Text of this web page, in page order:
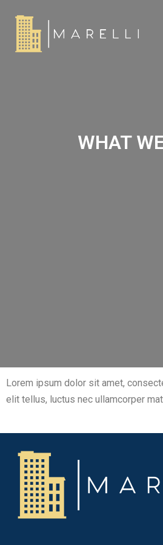
WHAT
Lorem ipsum dolor sit amet,
elit tellus, luctus nec ullamcorper